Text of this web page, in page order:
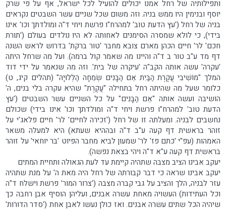
ותפילותיה של רחל אמנו יכולים להועיל לכל ישראל, אף על פי שרק
יוסף ובנימין היו ממש בניה. וזה משום שכל שניים עשר השבטים נקראים
בניה של רחל ('עץ הדעת טוב' למהרח"ו פרשת ויחי ד"ה ומולדתך וכו' אינו
בידי), כי לולא שמסרה הסימנים לאחותה לא היו נולדים בעולם ('תורת
חכם' לר' חיים הכהן מארם צובא מחבר 'טור ברקת' בדרוש לראש השנה
דף מד ע"ב טור ב ד"ה והיינו מה שאמר קול ברמה). ועל מה שרחל היתה
'עקרה' עשה אותה הקב"ה 'עיקרה של בית'. וזה מה שנאמר על ידי דוד
המלך "מוֹשִׁיבִי עֲקֶרֶת הַבַּיִת אֵם הַבָּנִים שְׂמֵחָה הַלְלוּיָהּ" (תהלים קיג, ט)
כלומר שעל מה שהיתה רחל בתחילה "עֲקֶרֶת" שהיא עקרה בלי בנים, ה'
הושיבה ועשה אותה "אֵם הַבָּנִים" על כל השניים עשר השבטים ('עץ
הדעת טוב' למהרח"ו פרשת ויחי ד"ה ומולדתך וכו' אינו בידי) שכולם
נחשבים לבניה. ומעלתה זו של רחל ('זכירה לחיים' לר' חיים פלאג'י על
זוהר בראשית דף קעה ע"ב ד"ה ובההיא שעתא) היא למעלה משאר
האמהות (עפ"י 'כתם פז' לר' שמעון לביא מחבר הפיוט 'בר יוחאי' על זוהר
בראשית דף קעה ע"א ד"ה ויהי בצאת נפשה).
יעקב אבינו הציב מצבה שתהיה קיימת עד לעת הגאולה ותחיית המתים
יעקב אבינו שראה כי דבר קבורתה של רחל היה מאת ה' על מנת שתהיה
עזר לבניה, הלך והציב על גבי קברה מצבה ('צרור המור' פרשת וישלח ד"ה
וכל העתידות) העשויה מאחת עשרה אבנים, ועליהן הוסיף אבן רחבה כך
שיהיה הכל שתים עשרה אבנים. ואז כולן נעשו לאבן אחת ('סדר הדורות'